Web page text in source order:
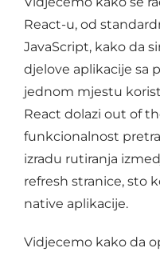
React-u, od
JavaScript, kako da
djelove aplikacije sa
jednom mjestu
React dolazi out of
funkcionalnost
izradu rutiranja
refresh stranice, sto
native aplikacije.
Vidjecemo kako da